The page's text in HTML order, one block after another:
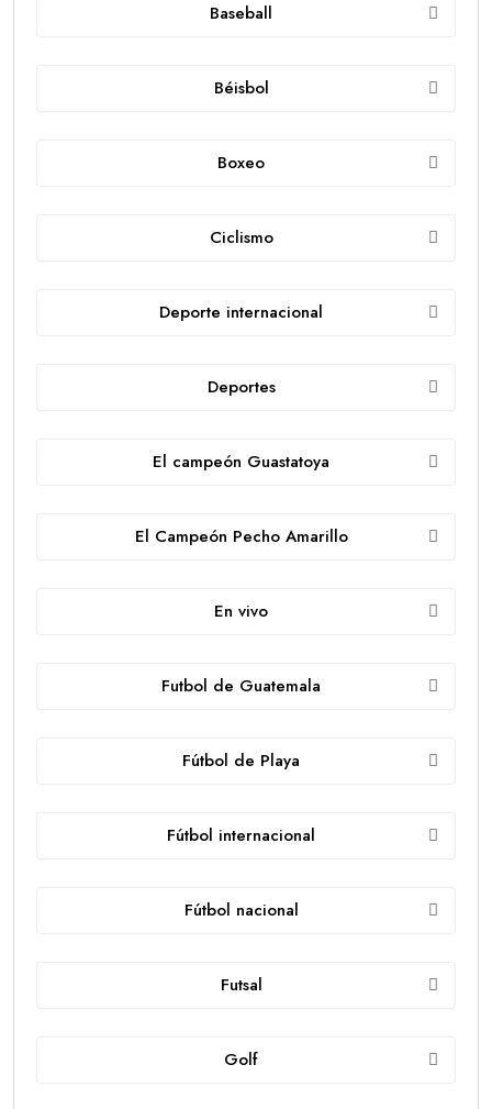
Baseball
Béisbol
Boxeo
Ciclismo
Deporte internacional
Deportes
El campeón Guastatoya
El Campeón Pecho Amarillo
En vivo
Futbol de Guatemala
Fútbol de Playa
Fútbol internacional
Fútbol nacional
Futsal
Golf